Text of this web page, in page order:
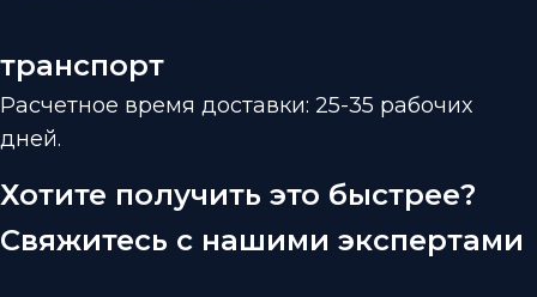
транспорт
Расчетное время доставки: 25-35 рабочих
дней.
Хотите получить это быстрее?
Свяжитесь с нашими экспертами